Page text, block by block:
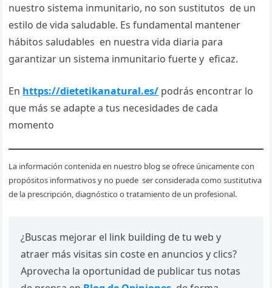
nuestro sistema inmunitario, no son sustitutos de un
estilo de vida saludable. Es fundamental mantener
hábitos saludables en nuestra vida diaria para
garantizar un sistema inmunitario fuerte y eficaz.
En https://dietetikanatural.es/ podrás encontrar lo
que más se adapte a tus necesidades de cada
momento
La información contenida en nuestro blog se ofrece únicamente con
propósitos informativos y no puede ser considerada como sustitutiva
de la prescripción, diagnóstico o tratamiento de un profesional.
¿Buscas mejorar el link building de tu web y
atraer más visitas sin coste en anuncios y clics?
Aprovecha la oportunidad de publicar tus notas